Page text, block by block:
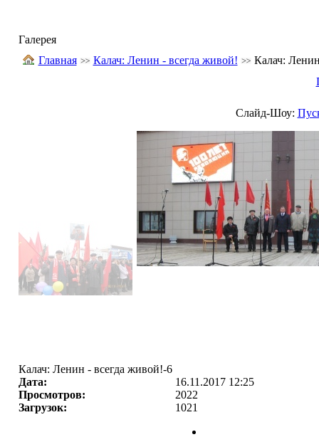
Галерея
Главная
Калач: Ленин - всегда живой!
Калач:
Слайд-Шоу:
Калач: Ленин - всегда живой!-6
Дата:
16.11.2017 12:25
Просмотров:
2022
Загрузок:
1021